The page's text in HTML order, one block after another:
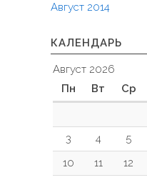
Август 2014
КАЛЕНДАРЬ
Август 2026
Пн
Вт Ср
3
4 5
10
11 12